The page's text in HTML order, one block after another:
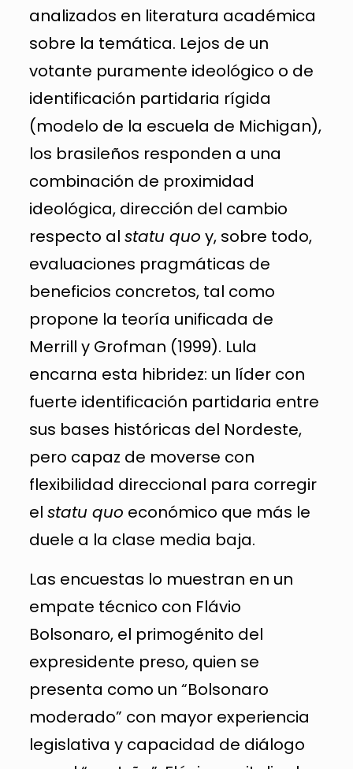
analizados en literatura académica
sobre la temática. Lejos de un
votante puramente ideológico o de
identificación partidaria rígida
(modelo de la escuela de Michigan),
los brasileños responden a una
combinación de proximidad
ideológica, dirección del cambio
respecto al statu quo y, sobre todo,
evaluaciones pragmáticas de
beneficios concretos, tal como
propone la teoría unificada de
Merrill y Grofman (1999). Lula
encarna esta hibridez: un líder con
fuerte identificación partidaria entre
sus bases históricas del Nordeste,
pero capaz de moverse con
flexibilidad direccional para corregir
el statu quo económico que más le
duele a la clase media baja.
Las encuestas lo muestran en un
empate técnico con Flávio
Bolsonaro, el primogénito del
expresidente preso, quien se
presenta como un “Bolsonaro
moderado” con mayor experiencia
legislativa y capacidad de diálogo